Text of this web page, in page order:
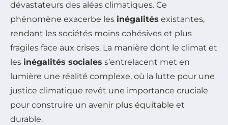
dévastateurs des aléas climatiques. Ce
phénomène exacerbe les inégalités existantes,
rendant les sociétés moins cohésives et plus
fragiles face aux crises. La manière dont le climat et
les inégalités sociales s’entrelacent met en
lumière une réalité complexe, où la lutte pour une
justice climatique revêt une importance cruciale
pour construire un avenir plus équitable et
durable.